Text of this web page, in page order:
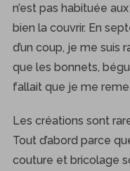
n’est pas habituée
bien la couvrir. En
d’un coup, je me suis
que les bonnets,
fallait que je me
Les créations sont
Tout d’abord parce
couture et bricolage